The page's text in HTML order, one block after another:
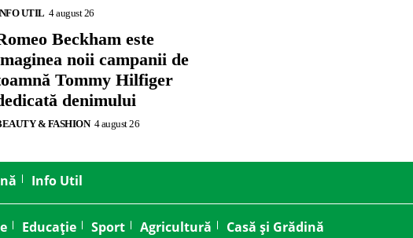
UTIL 4 august 26
Beckham este
noii campanii de
Tommy Hilfiger
denimului
& FASHION 4 august 26
Info Util
Educație Sport Agricultură Casă și Grădină